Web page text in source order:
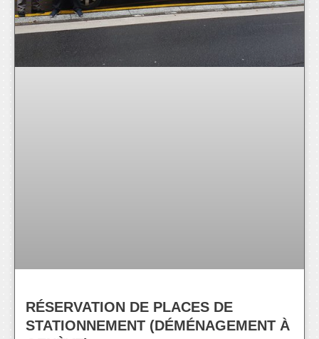
RÉSERVATION DE PLACES DE
STATIONNEMENT (DÉMÉNAGEMENT À